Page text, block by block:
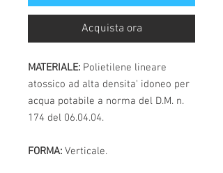
Acquista ora
MATERIALE: Polietilene lineare
atossico ad alta densita' idoneo per
acqua potabile a norma del D.M. n.
174 del 06.04.04.
FORMA: Verticale.